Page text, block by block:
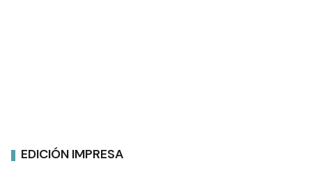
EDICIÓN IMPRESA